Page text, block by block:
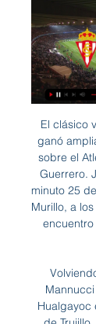
El clásico vallecaucano en la B lo ganó ampliamente 3-0 Orsomarso sobre el Atlético FC, en el Pascual Guerrero. José Enamorado, en el minuto 25 del primer tiempo, y Junior Murillo, a los 44 y 46, sentenciaron el encuentro a favor del equipo de Palmira.

Volviendo al domingo, Carlos Mannucci choca con Deportivo Hualgayoc en el estadio Mansiche de Trujillo, mientras que Cultural Santa Rosa se verá las caras con Cienciano en el coloso Los Chankas de Andahuaylas, ambos duelos están pactados para las 15:30 horas.

Disfruta de lo mejor este sábado y puedes Ver partido Liga de Quito vs Técnico Universitario 24 8 2019 fútbol ecuatoriano en vivo online si. El Nacional 17 3 2019 futbol ecuatoriano en vivo y en directo gratis en HD gracias a. gratis en HD GOL TV televisará el partido Liga de Quito vs Guayaquil City Universitario …

Cuotas y apuestas del Sporting de Gijón - Albacete hace 2 horas — Apuesta en el Sporting de Gijón - Albacete de Segunda División Española, todas las mejores cuotas para apuestas de Sporting de Gijón ...

COSTA RICA ECUADOR EUROPA GUATEMALA. Bienvenida a negocioleonisa.com. CHILE COLOMBIA COSTA RICA ECUADOR EUROPA GUATEMALA MÉXICO PANAMÁ PERÚ PUERTO RICO. línea de atención al cliente 01 8000 52 1234.

Resultado Ebro Atlético Levante UD en directo: consulte las estadísticas de Ebro Atlético Levante UD, partido del 06 January 2019 y siga el marcador en directo. Ya soy miembro. Ebro Atlético Levante UD Segunda B El 6 January 2019 a las 13h00. 1.

La Revista Palabra y Mundo Cristiano han unido sus publicaciones en torno al fallecimiento de Mons. Javier Echevarría en un único suplemento digital.

Colombia - Liga Colombiana - Finalización 2018: En vivo Envigado FC vs América de Cali - Lunes 24/Septiembre/2018 8:45 PM. Cubrimiento en línea a través de Bolivia.com

En la última fecha que se disputó entre martes y miércoles, Nacional ganó como visitante a Rubair de Quillacollo por un contundente 86-63. Los vallunos quedaron en el tercer lugar con cinco puntos en tres partidos, tienen un juego pendiente con Universidad de Santa Cruz.

Sabrina Di Paula está en Facebook. Únete a Facebook para conectar con Sabrina Di Paula y otras personas que tal vez conozcas. Facebook da a la gente el...

La ecuatoriana Mell Reasco cerró su semana de juego al vencer en tres sets a la peruana Romina Ccuno por 7-6, 4-6, 6-4, en juego correspondiente a la final del torneo COSAT categoría 14 años realizado en Cochabamba, Bolivia.

COQUIMBO.-En un gran partido, Coquimbo Unido logró un “heróico” empate a 4 goles ante San Marcos de Arica en un partido que tenía prácticamente perdido, ya que jugó todo el segundo tiempo con 10 jugadores. El encuentro se disputó por la fecha 15 de la Primera B y se disputó esta noche en.

felicidades al ganador pais: colombia nombre: eulolio alzate ospina enviaremos su balon autografiado via servientrega "disfruta tu premio" hispano futbol internacional si cumple www.hispanofutbol.com foto: felicidades al ganador pais: colombia nombre: eulolio alzate ospina enviaremos su balon autografiado via servientrega